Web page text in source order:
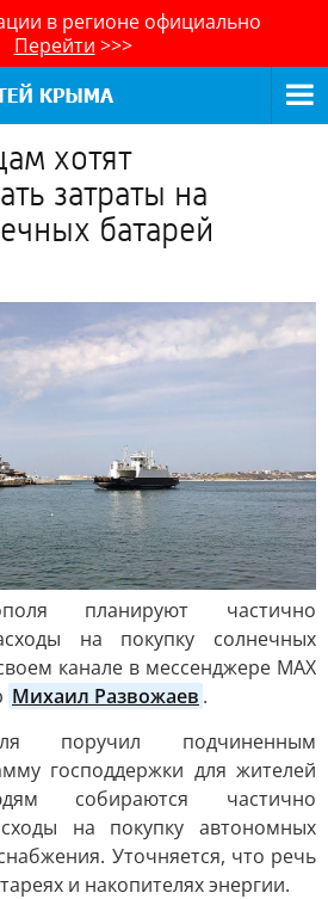
в регионе официально
Перейти >>>
хотят
затраты на
батарей
планируют частично
на покупку солнечных
канале в мессенджере MAX
Михаил Развожаев .
поручил подчиненным
господдержки для жителей
собираются частично
на покупку автономных
Уточняется, что речь
и накопителях энергии.